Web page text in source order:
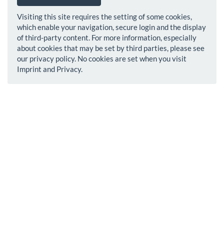
Visiting this site requires the setting of some cookies,
which enable your navigation, secure login and the display
of third-party content. For more information, especially
about cookies that may be set by third parties, please see
our privacy policy. No cookies are set when you visit
Imprint and Privacy.